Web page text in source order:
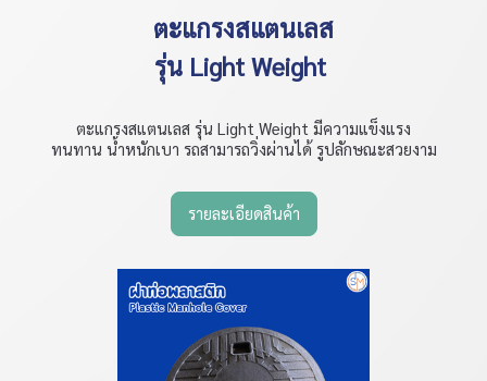
ตะแกรงสแตนเลส
รุ่น Light Weight
ตะแกรงสแตนเลส รุ่น Light Weight มีความแข็งแรง
ทนทาน น้ำหนักเบา รถสามารถวิ่งผ่านได้ รูปลักษณะสวยงาม
รายละเอียดสินค้า